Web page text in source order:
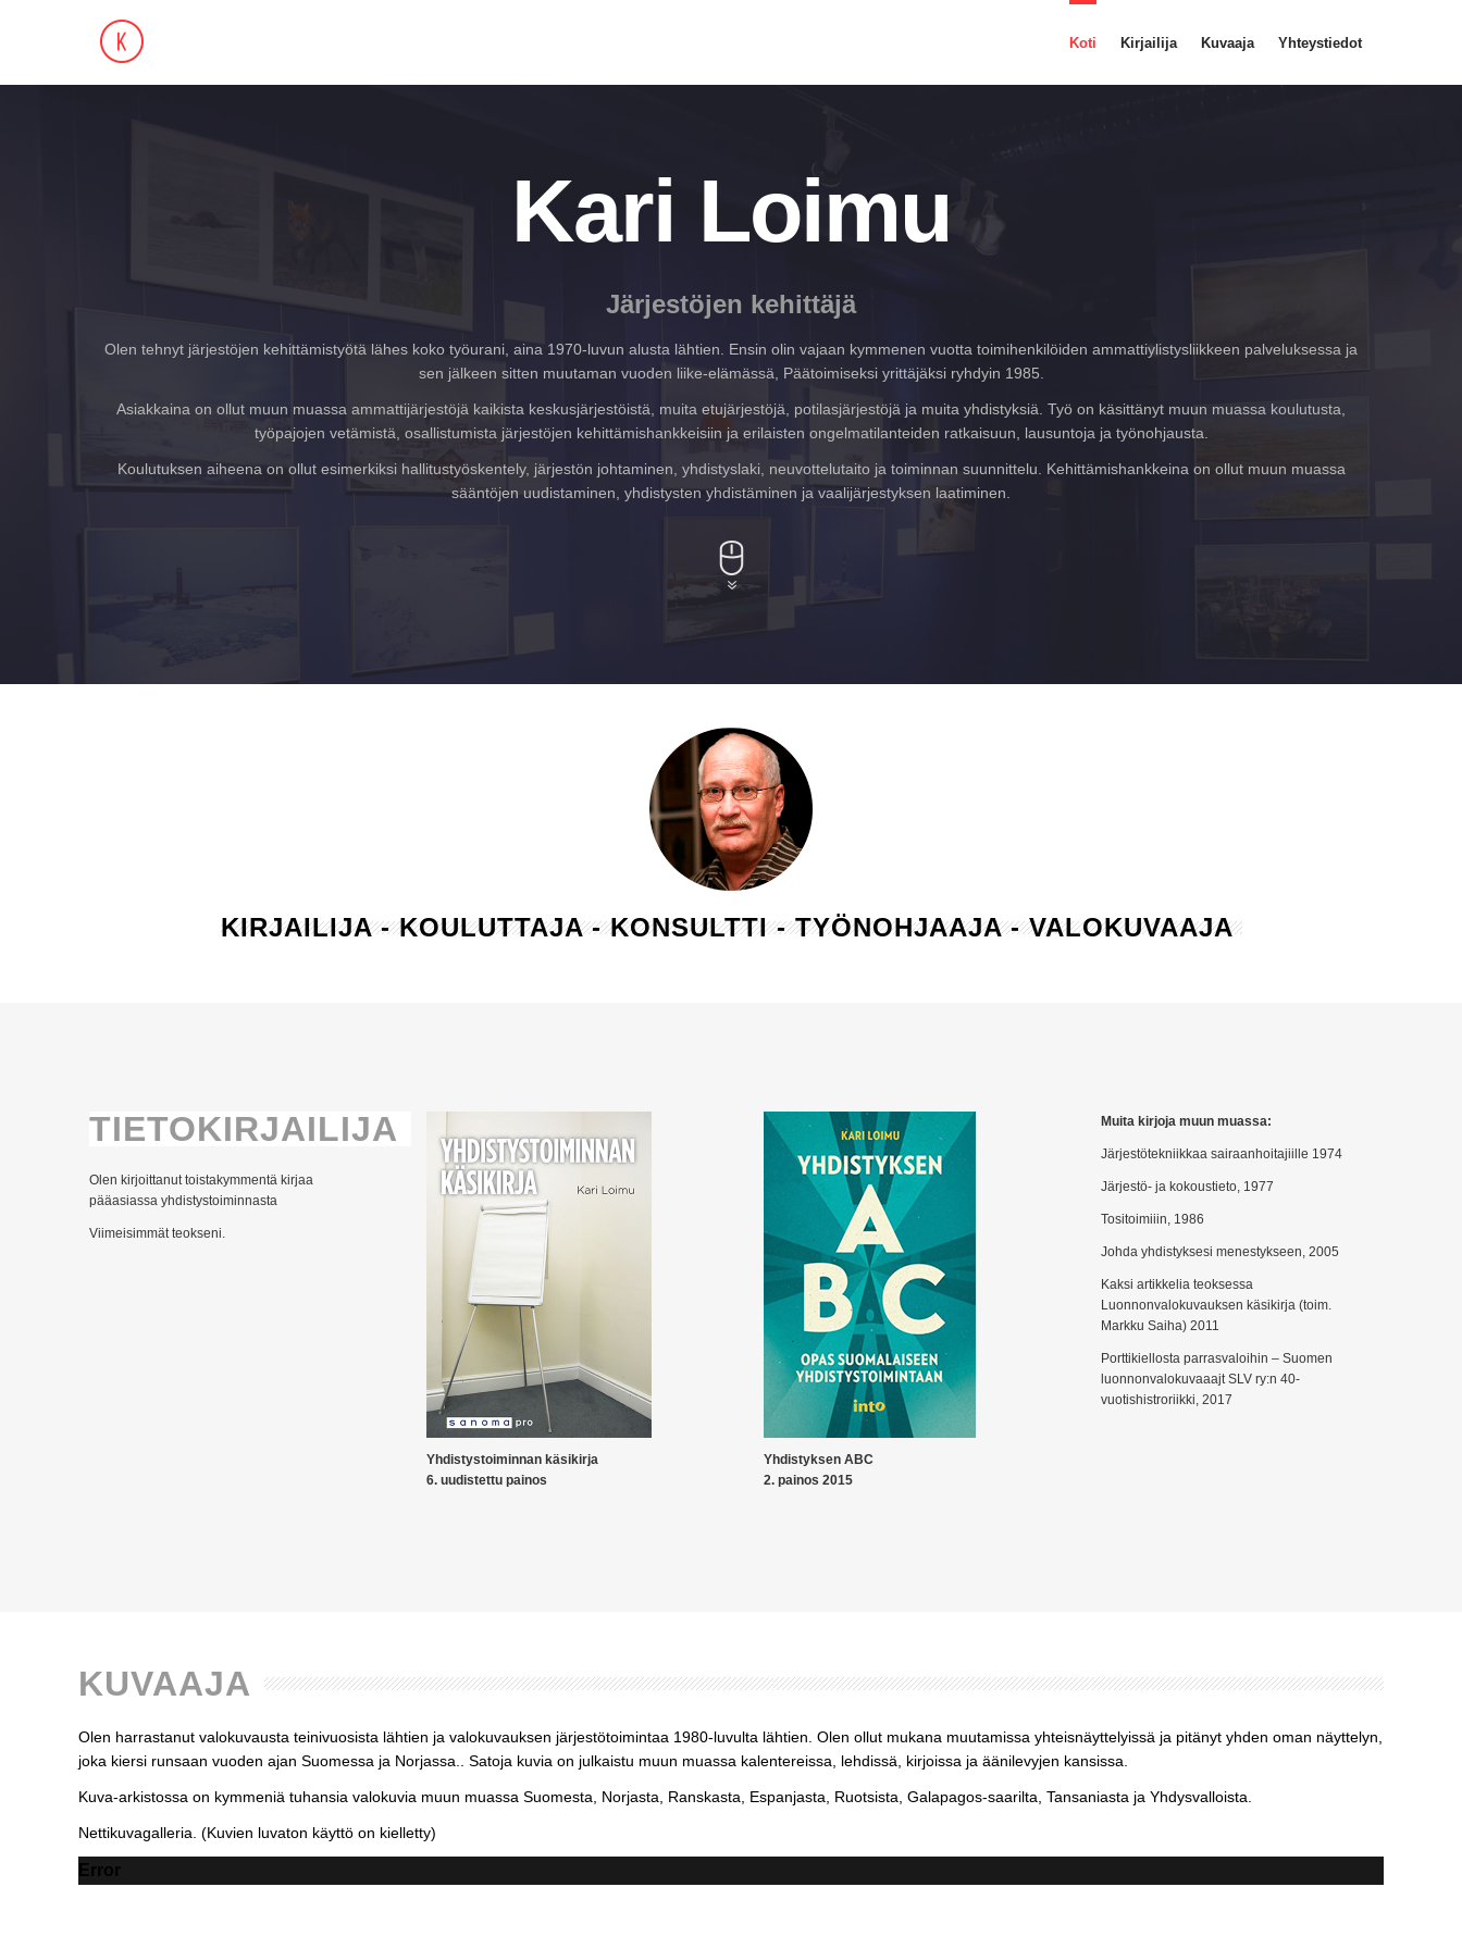
Koti Kirjailija Kuvaaja Yhteystiedot
Kari Loimu
Järjestöjen kehittäjä
Olen tehnyt järjestöjen kehittämistyötä lähes koko työurani, aina 1970-luvun alusta lähtien. Ensin olin vajaan kymmenen vuotta toimihenkilöiden ammattiylistysliikkeen palveluksessa ja
sen jälkeen sitten muutaman vuoden liike-elämässä, Päätoimiseksi yrittäjäksi ryhdyin 1985.
Asiakkaina on ollut muun muassa ammattijärjestöjä kaikista keskusjärjestöistä, muita etujärjestöjä, potilasjärjestöjä ja muita yhdistyksiä. Työ on käsittänyt muun muassa koulutusta,
työpajojen vetämistä, osallistumista järjestöjen kehittämishankkeisiin ja erilaisten ongelmatilanteiden ratkaisuun, lausuntoja ja työnohjausta.
Koulutuksen aiheena on ollut esimerkiksi hallitustyöskentely, järjestön johtaminen, yhdistyslaki, neuvottelutaito ja toiminnan suunnittelu. Kehittämishankkeina on ollut muun muassa
sääntöjen uudistaminen, yhdistysten yhdistäminen ja vaalijärjestyksen laatiminen.
KIRJAILIJA - KOULUTTAJA - KONSULTTI - TYÖNOHJAAJA - VALOKUVAAJA
TIETOKIRJAILIJA
Olen kirjoittanut toistakymmentä kirjaa
pääasiassa yhdistystoiminnasta
Viimeisimmät teokseni.
Yhdistystoiminnan käsikirja
6. uudistettu painos
Yhdistyksen ABC
2. painos 2015
Muita kirjoja muun muassa:
Järjestötekniikkaa sairaanhoitajiille 1974
Järjestö- ja kokoustieto, 1977
Tositoimiiin, 1986
Johda yhdistyksesi menestykseen, 2005
Kaksi artikkelia teoksessa
Luonnonvalokuvauksen käsikirja (toim.
Markku Saiha) 2011
Porttikiellosta parrasvaloihin – Suomen
luonnonvalokuvaaajt SLV ry:n 40-
vuotishistroriikki, 2017
KUVAAJA
Olen harrastanut valokuvausta teinivuosista lähtien ja valokuvauksen järjestötoimintaa 1980-luvulta lähtien. Olen ollut mukana muutamissa yhteisnäyttelyissä ja pitänyt yhden oman näyttelyn,
joka kiersi runsaan vuoden ajan Suomessa ja Norjassa.. Satoja kuvia on julkaistu muun muassa kalentereissa, lehdissä, kirjoissa ja äänilevyjen kansissa.
Kuva-arkistossa on kymmeniä tuhansia valokuvia muun muassa Suomesta, Norjasta, Ranskasta, Espanjasta, Ruotsista, Galapagos-saarilta, Tansaniasta ja Yhdysvalloista.
Nettikuvagalleria. (Kuvien luvaton käyttö on kielletty)
Error